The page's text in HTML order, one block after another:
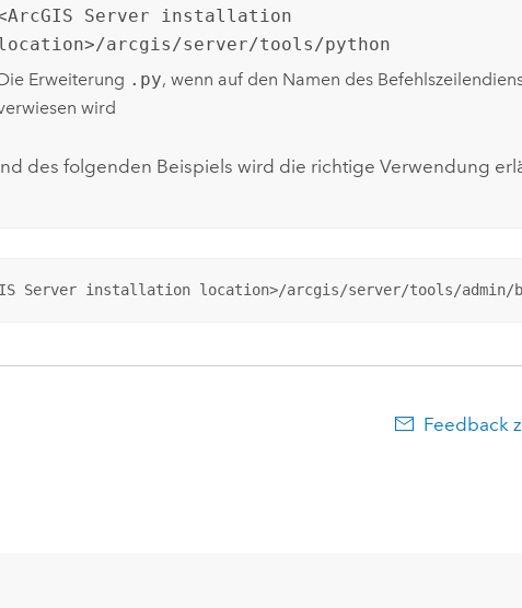
Server installation
arcgis/server/tools/python
Erweiterung .py, wenn auf den Namen des
wird
des folgenden Beispiels wird die richtige Verwendung
Server installation location>/arcgis/server/tools/admin/
Feedback